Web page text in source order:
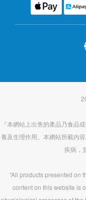
『本網站上出售的產品乃食品
養及生理作用。本網站所載內
疾病，
“All products presented on
content on this website is